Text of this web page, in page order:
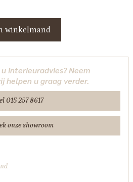
winkelmand
interieuradvies? Neem
helpen u graag verder.
015 257 8617
onze showroom